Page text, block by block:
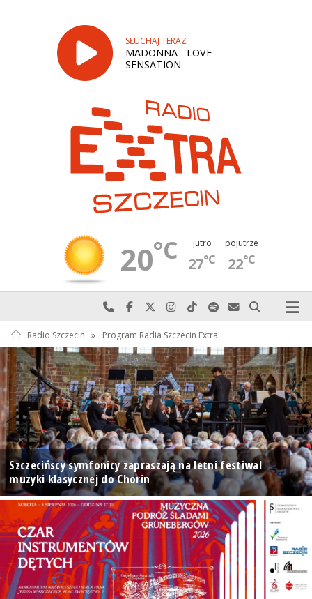
SŁUCHAJ TERAZ
MADONNA - LOVE
SENSATION
20°C jutro
27°C
pojutrze
22°C
Najlepiej po prostu do nas zadzwoń
Odwiedź nas na Facebook-u
Odwiedź nas na X
Odwiedź nas na Instagram-ie
Odwiedź nas na TikTok-u
Szukaj nas na Spotify
Wyślij do nas
Szukaj
Radio Szczecin » Program Radia Szczecin Extra
Szczecińscy symfonicy zapraszają na letni festiwal
muzyki klasycznej do Chorin